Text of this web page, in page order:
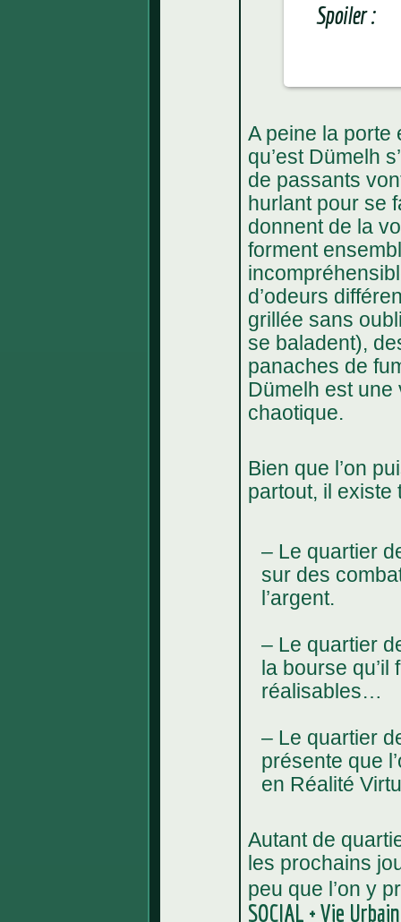
Spoiler :
A peine la porte
qu’est Dümelh
de passants
hurlant pour se
donnent de la
forment
d’odeurs
grillée sans
se baladent),
panaches de
Dümelh est une
chaotique.
Bien que l’on
partout, il existe
– Le quartier
sur des
l’argent.
– Le quartier
la bourse
réalisables…
– Le quartier
présente que
en Réalité
Autant de
les prochains
peu que l’on y
SOCIAL + Vie